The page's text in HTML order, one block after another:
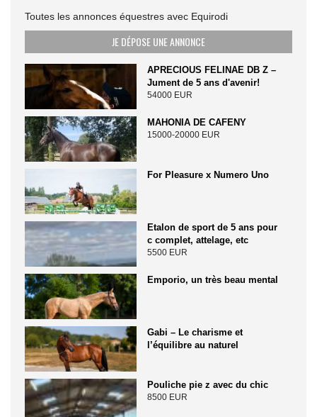
Toutes les annonces équestres avec Equirodi
JE DÉPOSE UNE ANNONCE
APRECIOUS FELINAE DB Z –
Jument de 5 ans d'avenir!
54000 EUR
MAHONIA DE CAFENY
15000-20000 EUR
For Pleasure x Numero Uno
Etalon de sport de 5 ans pour
c complet, attelage, etc
5500 EUR
Emporio, un très beau mental
Gabi – Le charisme et
l’équilibre au naturel
Pouliche pie z avec du chic
8500 EUR